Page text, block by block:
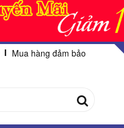
Mua hàng đảm bảo